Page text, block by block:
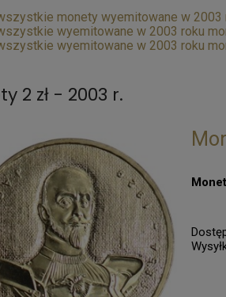
monety wyemitowane w 2003
wyemitowane w 2003 roku
wyemitowane w 2003 roku
2 zł - 2003 r.